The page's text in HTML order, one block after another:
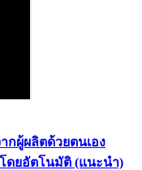
กผู้ผลิตด้วยตนเอง
ดยอัตโนมัติ (แนะนำ)